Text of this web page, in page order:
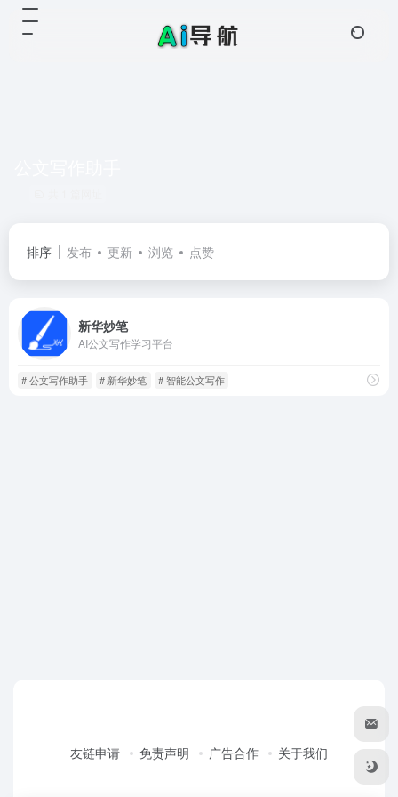
排序 发布 更新 浏览 点赞
新华妙笔
AI公文写作学习平台
# 公文写作助手 # 新华妙笔 # 智能公文写作
友链申请 免责声明 广告合作 关于我们